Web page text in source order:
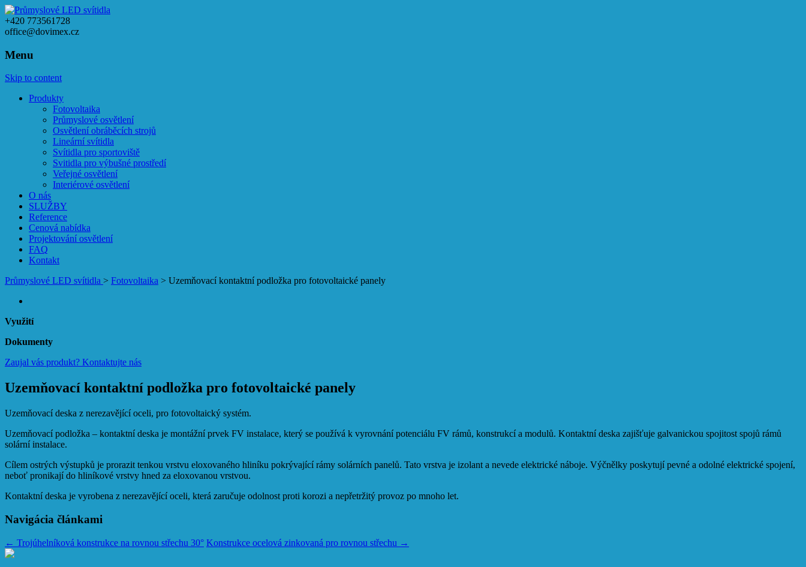
+420 773561728
office@dovimex.cz
Menu
Skip to content
Produkty
Fotovoltaika
Průmyslové osvětlení
Osvětlení obráběcích strojů
Lineární svítidla
Svítidla pro sportoviště
Svitidla pro výbušné prostředí
Veřejné osvětlení
Interiérové osvětlení
O nás
SLUŽBY
Reference
Cenová nabídka
Projektování osvětlení
FAQ
Kontakt
Průmyslové LED svítidla > Fotovoltaika > Uzemňovací kontaktní podložka pro fotovoltaické panely
Využití
Dokumenty
Zaujal vás produkt? Kontaktujte nás
Uzemňovací kontaktní podložka pro fotovoltaické panely
Uzemňovací deska z nerezavějící oceli, pro fotovoltaický systém.
Uzemňovací podložka – kontaktní deska je montážní prvek FV instalace, který se používá k vyrovnání potenciálu FV rámů, konstrukcí a modulů. Kontaktní deska zajišťuje galvanickou spojitost spojů rámů
solární instalace.
Cílem ostrých výstupků je prorazit tenkou vrstvu eloxovaného hliníku pokrývající rámy solárních panelů. Tato vrstva je izolant a nevede elektrické náboje. Výčnělky poskytují pevné a odolné elektrické spojení,
neboť pronikají do hliníkové vrstvy hned za eloxovanou vrstvou.
Kontaktní deska je vyrobena z nerezavějící oceli, která zaručuje odolnost proti korozi a nepřetržitý provoz po mnoho let.
Navigácia článkami
← Trojúhelníková konstrukce na rovnou střechu 30° Konstrukce ocelová zinkovaná pro rovnou střechu →